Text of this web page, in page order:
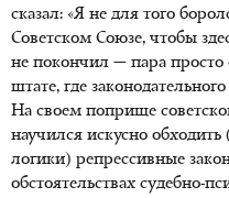
сказал: «Я не для того
Советском Союзе, чтобы
не покончил — пара просто
штате, где
На своем поприще
научился искусно
логики) репрессивные
обстоятельствах судебно-